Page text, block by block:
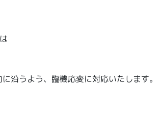
沿うよう、臨機応変に対応いたします。